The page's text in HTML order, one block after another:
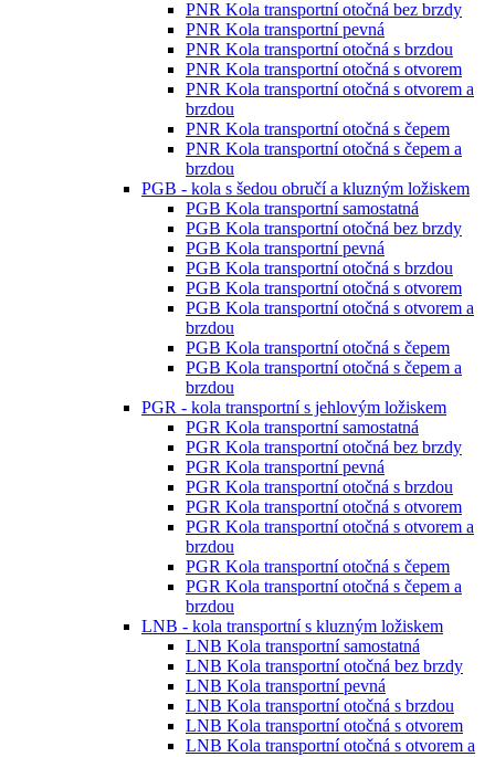
PNR Kola transportní otočná bez brzdy
PNR Kola transportní pevná
PNR Kola transportní otočná s brzdou
PNR Kola transportní otočná s otvorem
PNR Kola transportní otočná s otvorem a
brzdou
PNR Kola transportní otočná s čepem
PNR Kola transportní otočná s čepem a
brzdou
PGB - kola s šedou obručí a kluzným ložiskem
PGB Kola transportní samostatná
PGB Kola transportní otočná bez brzdy
PGB Kola transportní pevná
PGB Kola transportní otočná s brzdou
PGB Kola transportní otočná s otvorem
PGB Kola transportní otočná s otvorem a
brzdou
PGB Kola transportní otočná s čepem
PGB Kola transportní otočná s čepem a
brzdou
PGR - kola transportní s jehlovým ložiskem
PGR Kola transportní samostatná
PGR Kola transportní otočná bez brzdy
PGR Kola transportní pevná
PGR Kola transportní otočná s brzdou
PGR Kola transportní otočná s otvorem
PGR Kola transportní otočná s otvorem a
brzdou
PGR Kola transportní otočná s čepem
PGR Kola transportní otočná s čepem a
brzdou
LNB - kola transportní s kluzným ložiskem
LNB Kola transportní samostatná
LNB Kola transportní otočná bez brzdy
LNB Kola transportní pevná
LNB Kola transportní otočná s brzdou
LNB Kola transportní otočná s otvorem
LNB Kola transportní otočná s otvorem a